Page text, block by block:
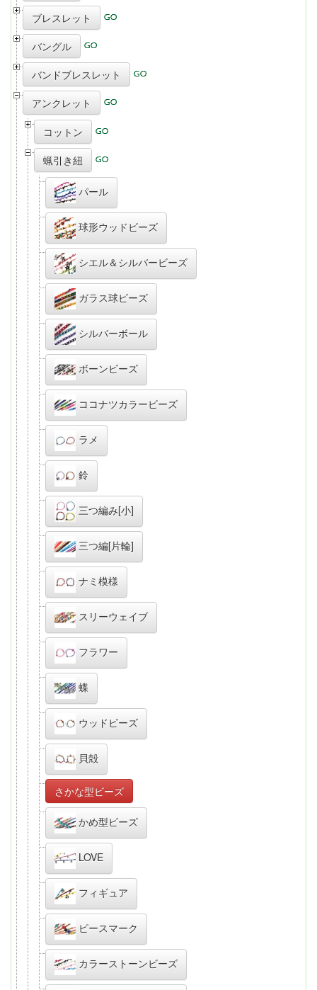
ブレスレット
バングル
バンドブレスレット
アンクレット
コットン
蝋引き紐
パール
球形ウッドビーズ
シエル＆シルバービーズ
ガラス球ビーズ
シルバーボール
ボーンビーズ
ココナツカラービーズ
ラメ
鈴
三つ編み[小]
三つ編[片輪]
ナミ模様
スリーウェイブ
フラワー
蝶
ウッドビーズ
貝殻
さかな型ビーズ
かめ型ビーズ
LOVE
フィギュア
ピースマーク
カラーストーンビーズ